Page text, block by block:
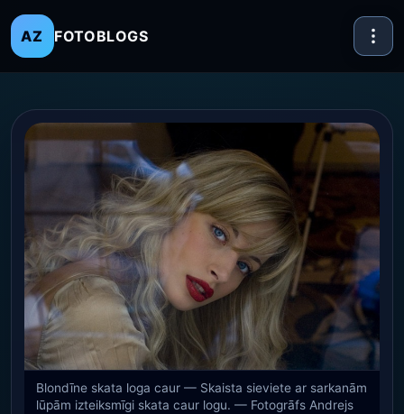
AZ FOTOBLOGS
Blondīne skata loga caur — Skaista sieviete ar sarkanām
lūpām izteiksmīgi skata caur logu. — Fotogrāfs Andrejs